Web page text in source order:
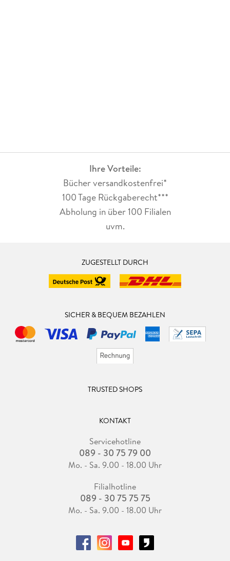
Ihre Vorteile:
Bücher versandkostenfrei*
100 Tage Rückgaberecht***
Abholung in über 100 Filialen
uvm.
ZUGESTELLT DURCH
SICHER & BEQUEM BEZAHLEN
TRUSTED SHOPS
KONTAKT
Servicehotline
089 - 30 75 79 00
Mo. - Sa. 9.00 - 18.00 Uhr
Filialhotline
089 - 30 75 75 75
Mo. - Sa. 9.00 - 18.00 Uhr